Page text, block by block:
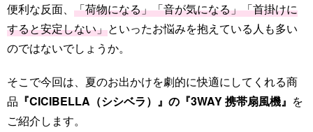
便利な反面、 「荷物になる」「音が気になる」「首掛けに
すると安定しない」といったお悩みを抱えている人も多い
のではないでしょうか。
そこで今回は、夏のお出かけを劇的に快適にしてくれる商
品 『CICIBELLA（シシベラ）』の『3WAY 携帯扇風機』 を
ご紹介します。